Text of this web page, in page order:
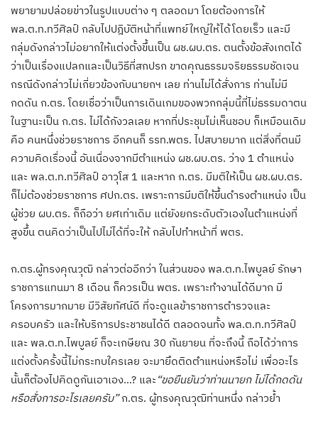
พยายามปล่อยข่าวในรูปแบบต่าง ๆ ตลอดมา โดยต้องการให้
พล.ต.ท.ทวีศิลป์ กลับไปปฎิบัติหน้าที่แพทย์ใหญ่ให้ได้โดยเร็ว และมี
กลุ่มดังกล่าวไม่อยากให้แต่งตั้งขึ้นเป็น ผช.ผบ.ตร. ตนตั้งข้อสังเกตได้
ว่าเป็นเรื่องแปลกและเป็นวิธีที่สกปรก ขาดคุณธรรมจริยธรรมชัดเจน
กรณีดังกล่าวไม่เกี่ยวข้องกับนายกฯ เลย ท่านไม่ได้สั่งการ ท่านไม่มี
กดดัน ก.ตร. โดยเชื่อว่าเป็นการเดินเกมของพวกกลุ่มนี้ที่ไม่ธรรมดาตน
ในฐานะเป็น ก.ตร. ไม่ได้กังวลเลย หากที่ประชุมไม่เห็นชอบ ก็เหมือนเดิม
คือ คนหนึ่งช่วยราชการ อีกคนก็ รรท.พตร. ไปสบายมาก แต่สิ่งที่ตนมี
ความคิดเรื่องนี้ อันเนื่องจากมีตำแหน่ง ผช.ผบ.ตร. ว่าง 1 ตำแหน่ง
และ พล.ต.ท.ทวีศิลป์ อาวุโส 1 และหาก ก.ตร. มีมติให้เป็น ผช.ผบ.ตร.
ก็ไม่ต้องช่วยราชการ ศปก.ตร. เพราะการมีมติให้ขึ้นดำรงตำแหน่ง เป็น
ผู้ช่วย ผบ.ตร. ก็ถือว่า ยศเท่าเดิม แต่ยังยกระดับตัวเองในตำแหน่งที่
สูงขึ้น ตนคิดว่าเป็นไปไม่ได้ที่จะให้ กลับไปทำหน้าที่ พตร.
ก.ตร.ผู้ทรงคุณวุฒิ กล่าวต่ออีกว่า ในส่วนของ พล.ต.ท.ไพบูลย์ รักษา
ราชการแทนมา 8 เดือน ก็ควรเป็น พตร. เพราะทำงานได้ดีมาก มี
โครงการมากมาย มีวิสัยทัศน์ดี ที่จะดูแลข้าราชการตำรวจและ
ครอบครัว และให้บริการประชาชนได้ดี ตลอดจนทั้ง พล.ต.ท.ทวีศิลป์
และ พล.ต.ท.ไพบูลย์ ก็จะเกษียณ 30 กันยายน ที่จะถึงนี้ ถือได้ว่าการ
แต่งตั้งครั้งนี้ไม่กระทบใครเลย จะมายึดติดตำแหน่งหรือไม่ เพื่ออะไร
นั้นก็ต้องไปคิดดูกันเอาเอง…? และ “ขอยืนยันว่าท่านนายก ไม่ได้กดดัน
หรือสั่งการอะไรเลยครับ”ก.ตร. ผู้ทรงคุณวุฒิท่านหนึ่ง กล่าวย้ำ